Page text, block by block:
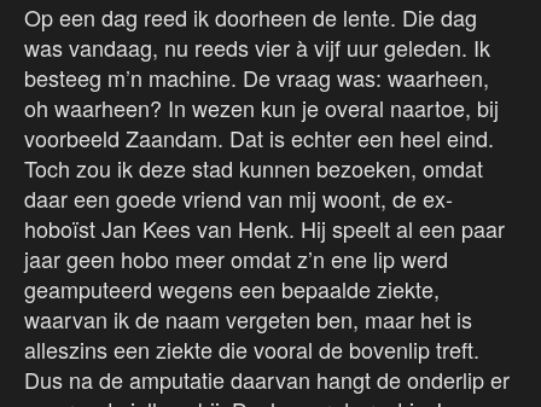
Op een dag reed ik doorheen de lente. Die dag
was vandaag, nu reeds vier à vijf uur geleden. Ik
besteeg m’n machine. De vraag was: waarheen,
oh waarheen? In wezen kun je overal naartoe, bij
voorbeeld Zaandam. Dat is echter een heel eind.
Toch zou ik deze stad kunnen bezoeken, omdat
daar een goede vriend van mij woont, de ex-
hoboïst Jan Kees van Henk. Hij speelt al een paar
jaar geen hobo meer omdat z’n ene lip werd
geamputeerd wegens een bepaalde ziekte,
waarvan ik de naam vergeten ben, maar het is
alleszins een ziekte die vooral de bovenlip treft.
Dus na de amputatie daarvan hangt de onderlip er